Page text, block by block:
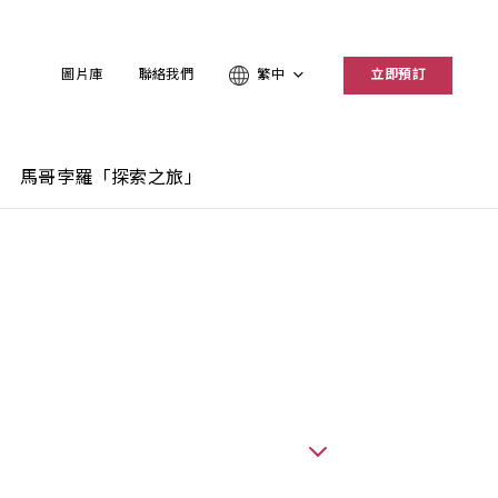
圖片庫 聯絡我們 繁中 立即預訂
馬哥孛羅「探索之旅」